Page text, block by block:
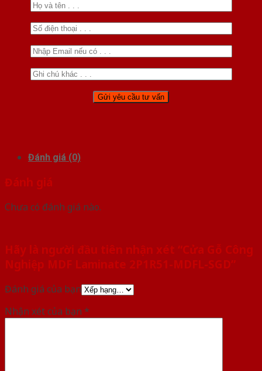
Đánh giá (0)
Đánh giá
Chưa có đánh giá nào.
Hãy là người đầu tiên nhận xét “Cửa Gỗ Công
Nghiệp MDF Laminate 2P1R51-MDFL-SGD”
Đánh giá của bạn
Nhận xét của bạn *